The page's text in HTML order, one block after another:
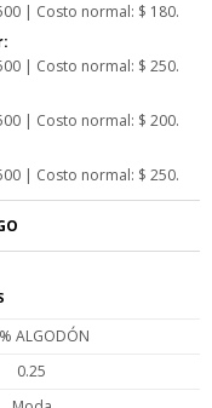
| Costo normal: $ 180.
| Costo normal: $ 250.
| Costo normal: $ 200.
| Costo normal: $ 250.
ALGODÓN
0.25